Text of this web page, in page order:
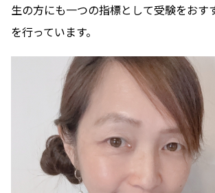
生の方にも一つの指標として受験をおす
を行っています。